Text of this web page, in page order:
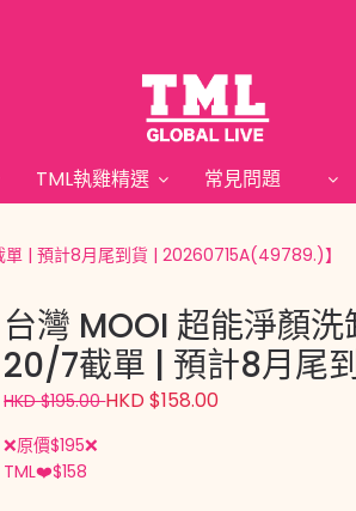
TML執雞精選 常見問題
| 預計8月尾到貨 | 20260715A(49789.)】
台灣 MOOI 超能淨顏
20/7截單 | 預計8月尾
HKD $195.00HKD $158.00
❌原價$195❌
TML❤️$158